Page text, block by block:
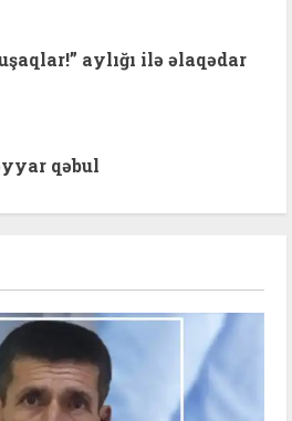
aylığı ilə əlaqədar
qəbul